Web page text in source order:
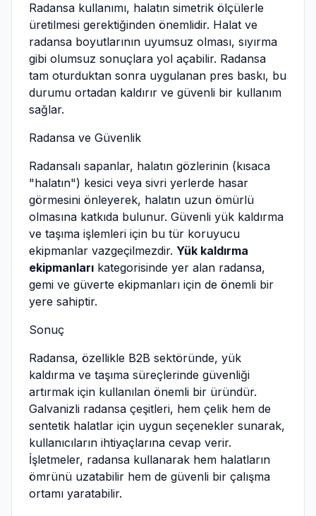
Radansa kullanımı, halatın simetrik ölçülerle
üretilmesi gerektiğinden önemlidir. Halat ve
radansa boyutlarının uyumsuz olması, sıyırma
gibi olumsuz sonuçlara yol açabilir. Radansa
tam oturduktan sonra uygulanan pres baskı, bu
durumu ortadan kaldırır ve güvenli bir kullanım
sağlar.
Radansa ve Güvenlik
Radansalı sapanlar, halatın gözlerinin (kısaca
"halatın") kesici veya sivri yerlerde hasar
görmesini önleyerek, halatın uzun ömürlü
olmasına katkıda bulunur. Güvenli yük kaldırma
ve taşıma işlemleri için bu tür koruyucu
ekipmanlar vazgeçilmezdir. Yük kaldırma
ekipmanları kategorisinde yer alan radansa,
gemi ve güverte ekipmanları için de önemli bir
yere sahiptir.
Sonuç
Radansa, özellikle B2B sektöründe, yük
kaldırma ve taşıma süreçlerinde güvenliği
artırmak için kullanılan önemli bir üründür.
Galvanizli radansa çeşitleri, hem çelik hem de
sentetik halatlar için uygun seçenekler sunarak,
kullanıcıların ihtiyaçlarına cevap verir.
İşletmeler, radansa kullanarak hem halatların
ömrünü uzatabilir hem de güvenli bir çalışma
ortamı yaratabilir.